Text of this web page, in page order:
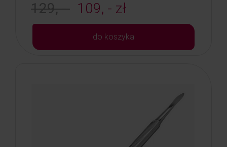
129, - 109, - zł
do koszyka